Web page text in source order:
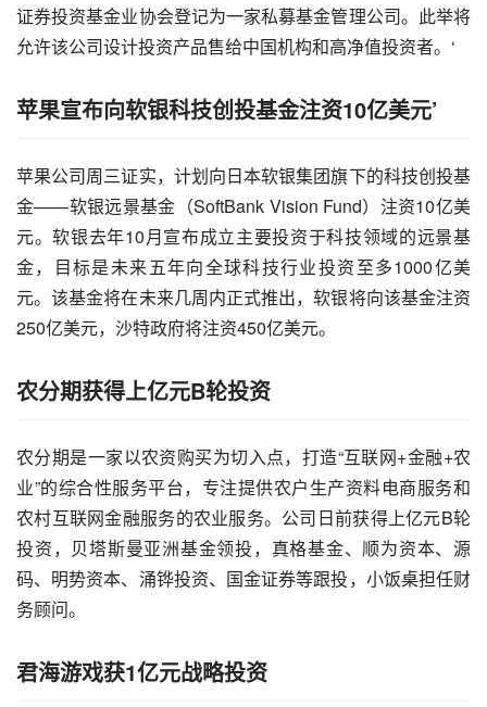
证券投资基金业协会登记为一家私募基金管理公司。此举将
允许该公司设计投资产品售给中国机构和高净值投资者。‘
苹果宣布向软银科技创投基金注资10亿美元’
苹果公司周三证实，计划向日本软银集团旗下的科技创投基
金——软银远景基金（SoftBank Vision Fund）注资10亿美
元。软银去年10月宣布成立主要投资于科技领域的远景基
金，目标是未来五年向全球科技行业投资至多1000亿美
元。该基金将在未来几周内正式推出，软银将向该基金注资
250亿美元，沙特政府将注资450亿美元。
农分期获得上亿元B轮投资
农分期是一家以农资购买为切入点，打造“互联网+金融+农
业”的综合性服务平台，专注提供农户生产资料电商服务和
农村互联网金融服务的农业服务。公司日前获得上亿元B轮
投资，贝塔斯曼亚洲基金领投，真格基金、顺为资本、源
码、明势资本、涌铧投资、国金证券等跟投，小饭桌担任财
务顾问。
君海游戏获1亿元战略投资